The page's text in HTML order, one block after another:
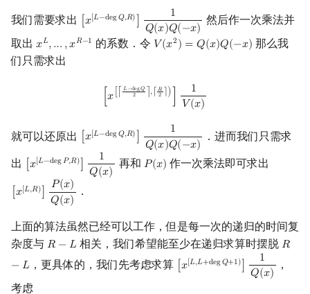
我们需要求出 [𝑥[𝐿−deg𝑄,𝑅)]
1
𝑄(𝑥)𝑄(−𝑥)
x[L−degQ,R ]1Q(x)Q(−x)
然后作一次乘法并
取出 𝑥𝐿,… ,𝑥𝑅−1
xL,…,xR−1 的系数．令 𝑉(𝑥2) = 𝑄(𝑥)𝑄(−𝑥)
V(x2)= Q( x)Q(−x)
那么我
们只需求出
[𝑥 [⌈ 𝐿−deg𝑄
2 ,⌈ 𝑅
2 ⌉)
1
𝑉(𝑥)
x[ L−degQ2⌉,⌈R2 1V
就可以还原出 [𝑥[𝐿−deg𝑄,𝑅)]
1
𝑄(𝑥)𝑄(−𝑥)
x[L−degQ,R ]1Q(x)Q(−x) ．进而我们只需求
出 [𝑥[𝐿−deg𝑃,𝑅)]
1
𝑄(𝑥)
x[L−deg P,R 1Q(x) 再和 𝑃(𝑥)
P(x) 作一次乘法即可求出
[𝑥[𝐿,𝑅)] 𝑃(𝑥)
𝑄(𝑥)
x[L,R) P(x)Q(x )．
上面的算法虽然已经可以工作，但是每一次的递归的时间复
杂度与 𝑅 − 𝐿
R−L 相关，我们希望能至少在递归求算时摆脱 𝑅
− 𝐿
R−
，更具体的，我们先考虑求算 [𝑥[𝐿,𝐿+deg𝑄+1)]
1
𝑄(𝑥)
x[L,L+degQ+1 ]1Q(x) ，
考虑